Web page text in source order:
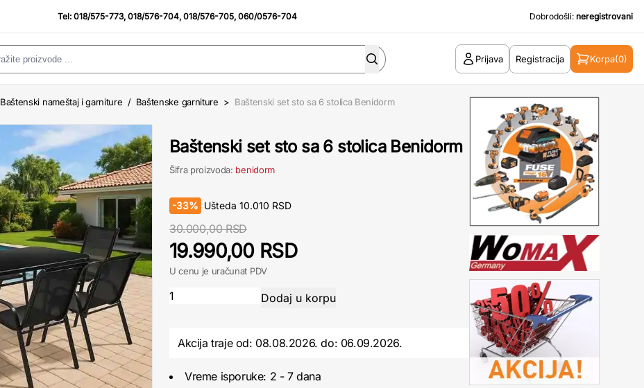
Tel:018/575-773,018/576-704,018/576-705,060/0576-704 Dobrodošli: neregistrovani
Prijava Registracija Korpa(0)
Baštenski nameštaj i garniture / Baštenske garniture > Baštenski set sto sa 6 stolica Benidorm
Baštenski set sto sa 6 stolica Benidorm
Šifra proizvoda: benidorm
-33% Ušteda 10.010 RSD
30.000,00 RSD
19.990,00 RSD
U cenu je uračunat PDV
Akcija traje od: 08.08.2026.do: 06.09.2026.
Vreme isporuke: 2 - 7 dana